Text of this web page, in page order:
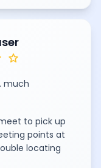
star
much
to pick up
points at
locating